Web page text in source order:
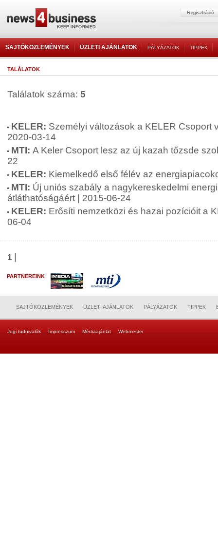
SAJTÓKÖZLEMÉNYEK ÜZLETI AJÁNLATOK PÁLYÁZATOK TIPPEK
TALÁLATOK
Találatok száma: 5
KELER: Személyi változások a KELER Csoport
2020-03-14
MTI: A Keler Csoport lesz az új kazah tőzsde
22
KELER: Kiemelkedő első félév az
MTI: Új uniós szabály a nagykereskedelmi
átláthatóságáért | 2015-06-24
KELER: Erősíti nemzetközi és hazai pozícióit a
06-04
1
PARTNEREINK
SAJTÓKÖZLEMÉNYEK ÜZLETI AJÁNLATOK PÁLYÁZATOK TIPPEK
Jogi tudnivalók Impresszum Médiaajánlat Webmester